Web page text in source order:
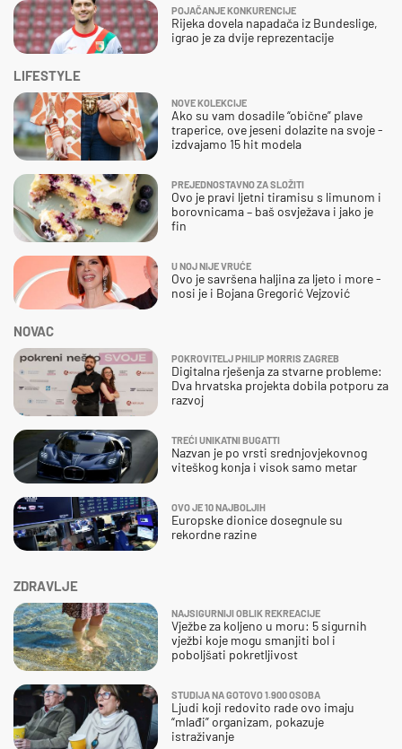
ZDRAVLJE
NAJSIGURNIJI OBLIK REKREACIJE
Vježbe za koljeno u moru: 5 sigurnih
vježbi koje mogu smanjiti bol i
poboljšati pokretljivost
STUDIJA NA GOTOVO 1.900 OSOBA
Ljudi koji redovito rade ovo imaju
“mlađi” organizam, pokazuje
istraživanje
POJAČANJE KONKURENCIJE
Rijeka dovela napadača iz Bundeslige,
igrao je za dvije reprezentacije
NOVAC
POKROVITELJ PHILIP MORRIS ZAGREB
Digitalna rješenja za stvarne probleme:
Dva hrvatska projekta dobila potporu za
razvoj
TREĆI UNIKATNI BUGATTI
Nazvan je po vrsti srednjovjekovnog
viteškog konja i visok samo metar
OVO JE 10 NAJBOLJIH
Europske dionice dosegnule su
rekordne razine
LIFESTYLE
NOVE KOLEKCIJE
Ako su vam dosadile “obične” plave
traperice, ove jeseni dolazite na svoje -
izdvajamo 15 hit modela
PREJEDNOSTAVNO ZA SLOŽITI
Ovo je pravi ljetni tiramisu s limunom i
borovnicama – baš osvježava i jako je
fin
U NOJ NIJE VRUĆE
Ovo je savršena haljina za ljeto i more -
nosi je i Bojana Gregorić Vejzović